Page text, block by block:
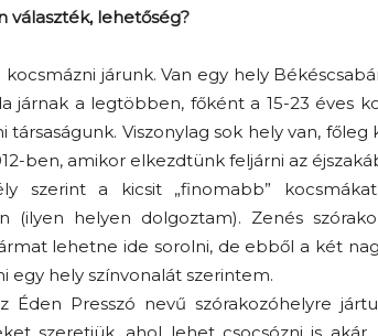
választék, lehetőség?
járunk. Van egy hely
járnak a legtöbben, főként a 15-23 éves
társaságunk. Viszonylag sok hely van,
ben, amikor elkezdtünk feljárni az
szerint a kicsit „finomabb”
(ilyen helyen dolgoztam). Zenés
lehetne ide sorolni, de ebből a két
egy hely színvonalát szerintem.
Éden Presszó nevű szórakozóhelyre
képességét? –
és lélekről
premier
Az